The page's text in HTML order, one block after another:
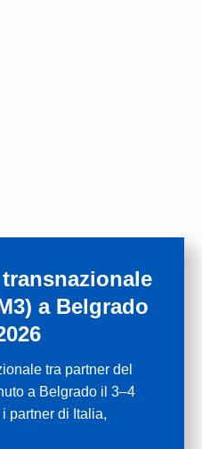
a Belgrado
tra partner del
a Belgrado il 3–4
partner di Italia,